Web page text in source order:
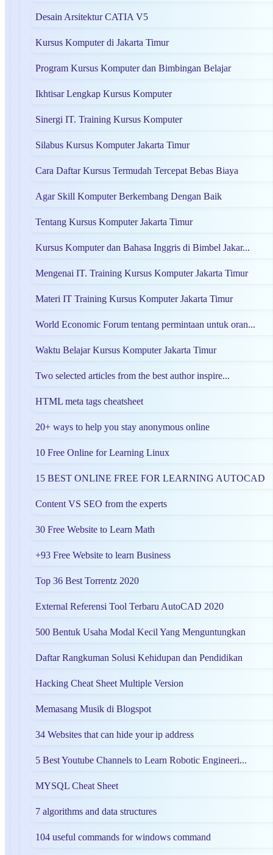
Desain Arsitektur CATIA V5
Kursus Komputer di Jakarta Timur
Program Kursus Komputer dan Bimbingan Belajar
Ikhtisar Lengkap Kursus Komputer
Sinergi IT. Training Kursus Komputer
Silabus Kursus Komputer Jakarta Timur
Cara Daftar Kursus Termudah Tercepat Bebas Biaya
Agar Skill Komputer Berkembang Dengan Baik
Tentang Kursus Komputer Jakarta Timur
Kursus Komputer dan Bahasa Inggris di Bimbel Jakar...
Mengenai IT. Training Kursus Komputer Jakarta Timur
Materi IT Training Kursus Komputer Jakarta Timur
World Economic Forum tentang permintaan untuk oran...
Waktu Belajar Kursus Komputer Jakarta Timur
Two selected articles from the best author inspire...
HTML meta tags cheatsheet
20+ ways to help you stay anonymous online
10 Free Online for Learning Linux
15 BEST ONLINE FREE FOR LEARNING AUTOCAD
Content VS SEO from the experts
30 Free Website to Learn Math
+93 Free Website to learn Business
Top 36 Best Torrentz 2020
External Referensi Tool Terbaru AutoCAD 2020
500 Bentuk Usaha Modal Kecil Yang Menguntungkan
Daftar Rangkuman Solusi Kehidupan dan Pendidikan
Hacking Cheat Sheet Multiple Version
Memasang Musik di Blogspot
34 Websites that can hide your ip address
5 Best Youtube Channels to Learn Robotic Engineeri...
MYSQL Cheat Sheet
7 algorithms and data structures
104 useful commands for windows command